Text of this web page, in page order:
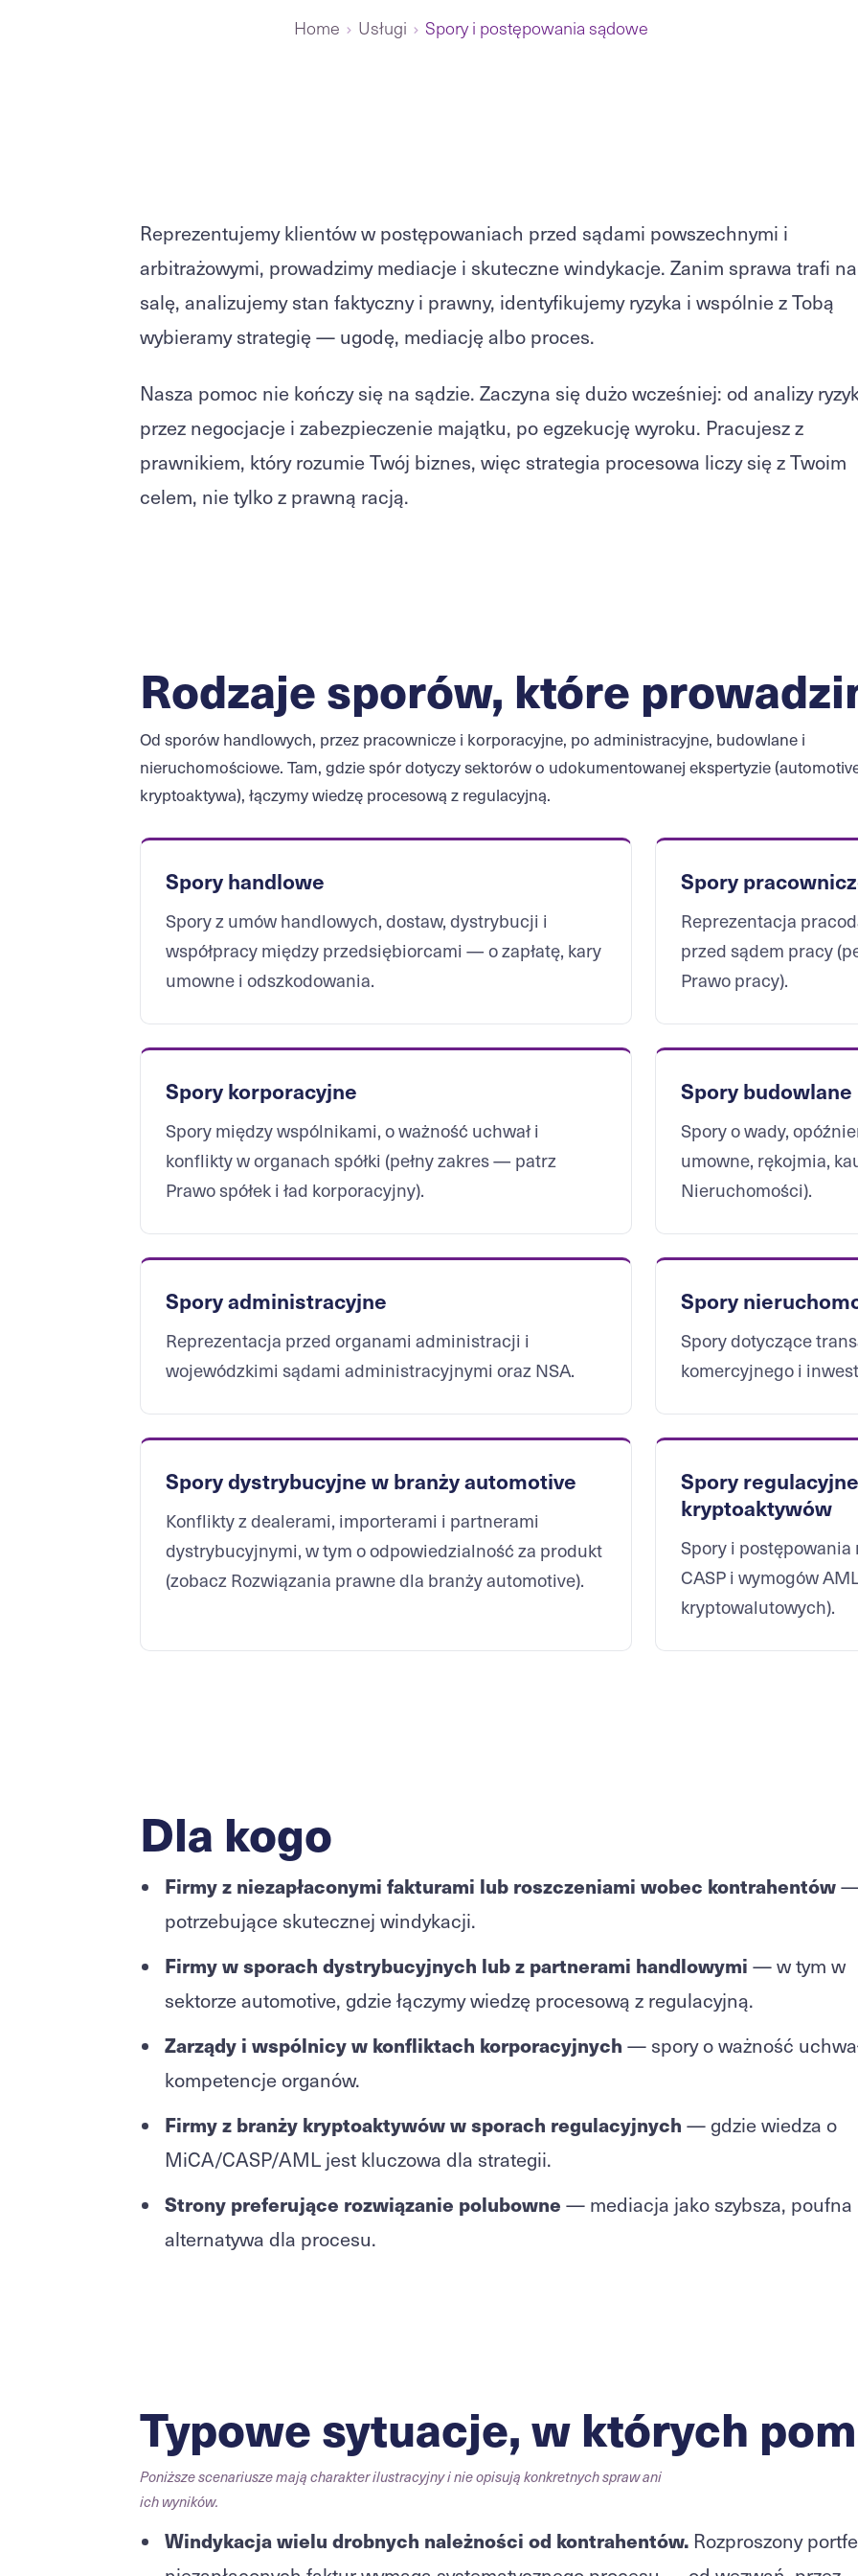
Home Usługi Spory i postępowania sądowe
Reprezentujemy klientów w postępowaniach przed sądami powszechnymi i
arbitrażowymi, prowadzimy mediacje i skuteczne windykacje. Zanim sprawa trafi na
salę, analizujemy stan faktyczny i prawny, identyfikujemy ryzyka i wspólnie z Tobą
wybieramy strategię — ugodę, mediację albo proces.
Nasza pomoc nie kończy się na sądzie. Zaczyna się dużo wcześniej: od analizy
przez negocjacje i zabezpieczenie majątku, po egzekucję wyroku. Pracujesz z
prawnikiem, który rozumie Twój biznes, więc strategia procesowa liczy się z Twoim
celem, nie tylko z prawną racją.
Rodzaje sporów, które
Od sporów handlowych, przez pracownicze i korporacyjne, po administracyjne, budowlane i
nieruchomościowe. Tam, gdzie spór dotyczy sektorów o udokumentowanej ekspertyzie
kryptoaktywa), łączymy wiedzę procesową z regulacyjną.
Spory handlowe
Spory z umów handlowych, dostaw, dystrybucji i
współpracy między przedsiębiorcami — o zapłatę, kary
umowne i odszkodowania.
Spory
Reprezentacja
przed sądem pracy
Prawo pracy).
Spory korporacyjne
Spory między wspólnikami, o ważność uchwał i
konflikty w organach spółki (pełny zakres — patrz
Prawo spółek i ład korporacyjny).
Spory budowlane
Spory o wady,
umowne, rękojmia,
Nieruchomości).
Spory administracyjne
Reprezentacja przed organami administracji i
wojewódzkimi sądami administracyjnymi oraz NSA.
Spory
Spory dotyczące
komercyjnego i
Spory dystrybucyjne w branży automotive
Konflikty z dealerami, importerami i partnerami
dystrybucyjnymi, w tym o odpowiedzialność za produkt
(zobacz Rozwiązania prawne dla branży automotive).
Spory
kryptoaktywów
Spory i
CASP i wymogów
kryptowalutowych).
Dla kogo
Firmy z niezapłaconymi fakturami lub roszczeniami wobec kontrahentów
potrzebujące skutecznej windykacji.
Firmy w sporach dystrybucyjnych lub z partnerami handlowymi — w tym w
sektorze automotive, gdzie łączymy wiedzę procesową z regulacyjną.
Zarządy i wspólnicy w konfliktach korporacyjnych — spory o ważność
kompetencje organów.
Firmy z branży kryptoaktywów w sporach regulacyjnych — gdzie wiedza o
MiCA/CASP/AML jest kluczowa dla strategii.
Strony preferujące rozwiązanie polubowne — mediacja jako szybsza, poufna
alternatywa dla procesu.
Typowe sytuacje, w których
Poniższe scenariusze mają charakter ilustracyjny i nie opisują konkretnych spraw ani
ich wyników.
Windykacja wielu drobnych należności od kontrahentów.Rozproszony